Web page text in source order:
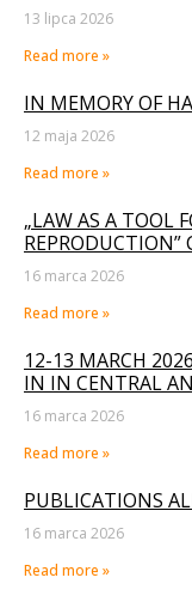
13 lipca 2026
Read more »
IN MEMORY OF
12 maja 2026
Read more »
„LAW AS A TOOL
REPRODUCTION”
16 marca 2026
Read more »
12-13 MARCH
IN IN CENTRAL
16 marca 2026
Read more »
PUBLICATIONS
16 marca 2026
Read more »